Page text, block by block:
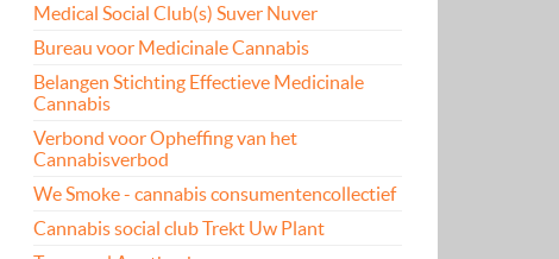
Medical Social Club(s) Suver Nuver
Bureau voor Medicinale Cannabis
Belangen Stichting Effectieve Medicinale
Cannabis
Verbond voor Opheffing van het
Cannabisverbod
We Smoke - cannabis consumentencollectief
Cannabis social club Trekt Uw Plant